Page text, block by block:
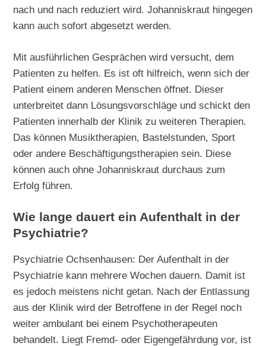
nach und nach reduziert wird. Johanniskraut hingegen
kann auch sofort abgesetzt werden.
Mit ausführlichen Gesprächen wird versucht, dem
Patienten zu helfen. Es ist oft hilfreich, wenn sich der
Patient einem anderen Menschen öffnet. Dieser
unterbreitet dann Lösungsvorschläge und schickt den
Patienten innerhalb der Klinik zu weiteren Therapien.
Das können Musiktherapien, Bastelstunden, Sport
oder andere Beschäftigungstherapien sein. Diese
können auch ohne Johanniskraut durchaus zum
Erfolg führen.
Wie lange dauert ein Aufenthalt in der
Psychiatrie?
Psychiatrie Ochsenhausen: Der Aufenthalt in der
Psychiatrie kann mehrere Wochen dauern. Damit ist
es jedoch meistens nicht getan. Nach der Entlassung
aus der Klinik wird der Betroffene in der Regel noch
weiter ambulant bei einem Psychotherapeuten
behandelt. Liegt Fremd- oder Eigengefährdung vor, ist